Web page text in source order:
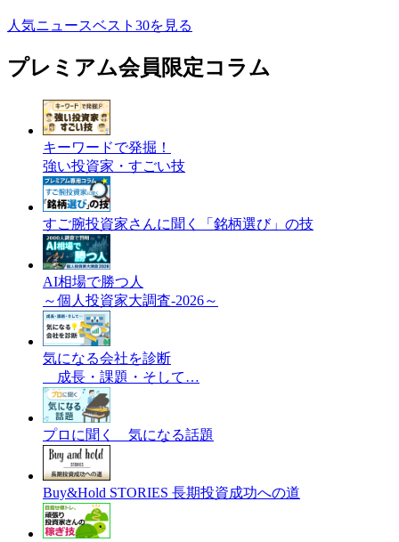
人気ニュースベスト30を見る
プレミアム会員限定コラム
キーワードで発掘！
強い投資家・すごい技
すご腕投資家さんに聞く「銘柄選び」の技
AI相場で勝つ人
～個人投資家大調査-2026～
気になる会社を診断
成長・課題・そして…
プロに聞く 気になる話題
Buy&Hold STORIES 長期投資成功への道